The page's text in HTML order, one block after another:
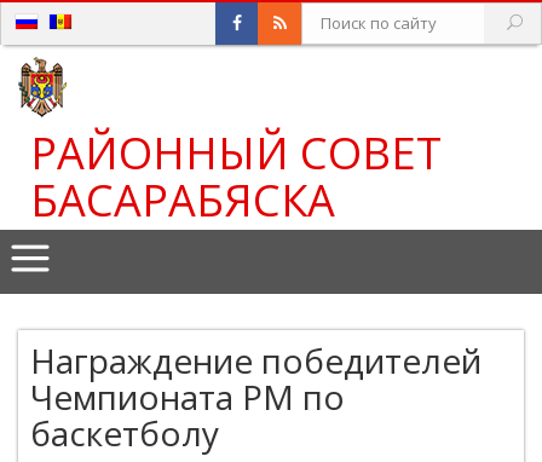
РАЙОННЫЙ СОВЕТ
БАСАРАБЯСКА
Награждение победителей
Чемпионата РМ по
баскетболу